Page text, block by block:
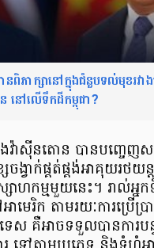
ពិភាក្សានៅក្នុងជំនួបទល់មុខរវា
នៅលើទឹកដីកម្ពុជា?
ងវ៉ាស៊ីនតោន បាន​បញ្ចេញ​ស
ចង្វាក់ផ្គត់ផ្គង់​អាគុយ​រថយន្
ាហកម្ម​មួយនេះ។ រាល់អ្ន
េរិក តាម​រយៈការប្រើប្រ
ស គឺ​អាច​ទទួលបាន​ការបន្